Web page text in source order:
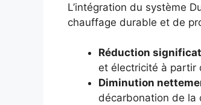
L’intégration du système
chauffage durable et de
Réduction
et électricité à partir
Diminution
décarbonation de la